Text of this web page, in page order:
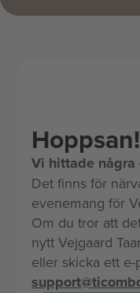
Hoppsan!
Vi hittade några
Det finns för
evenemang för
Om du tror att
nytt Vejgaard
eller skicka ett